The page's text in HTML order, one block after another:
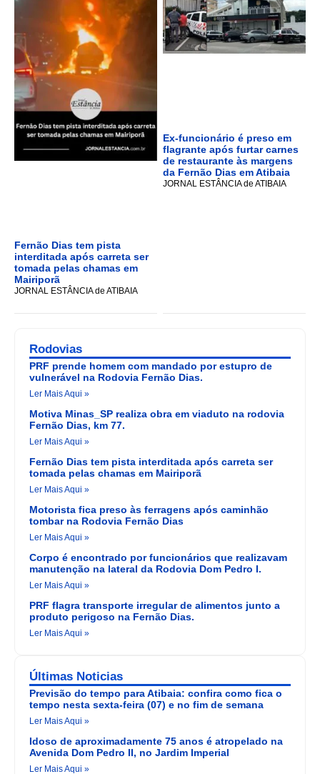
Fernão Dias tem pista
interditada após carreta ser
tomada pelas chamas em
Mairiporã
JORNAL ESTÂNCIA de ATIBAIA
Ex-funcionário é preso em
flagrante após furtar carnes
de restaurante às margens
da Fernão Dias em Atibaia
JORNAL ESTÂNCIA de ATIBAIA
Rodovias
PRF prende homem com mandado por estupro de
vulnerável na Rodovia Fernão Dias.
Ler Mais Aqui »
Motiva Minas_SP realiza obra em viaduto na rodovia
Fernão Dias, km 77.
Ler Mais Aqui »
Fernão Dias tem pista interditada após carreta ser
tomada pelas chamas em Mairiporã
Ler Mais Aqui »
Motorista fica preso às ferragens após caminhão
tombar na Rodovia Fernão Dias
Ler Mais Aqui »
Corpo é encontrado por funcionários que realizavam
manutenção na lateral da Rodovia Dom Pedro I.
Ler Mais Aqui »
PRF flagra transporte irregular de alimentos junto a
produto perigoso na Fernão Dias.
Ler Mais Aqui »
Últimas Noticias
Previsão do tempo para Atibaia: confira como fica o
tempo nesta sexta-feira (07) e no fim de semana
Ler Mais Aqui »
Idoso de aproximadamente 75 anos é atropelado na
Avenida Dom Pedro II, no Jardim Imperial
Ler Mais Aqui »